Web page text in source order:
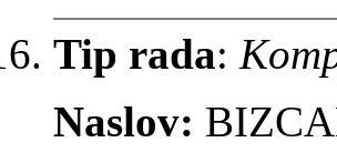
Tip rada:
Naslov: